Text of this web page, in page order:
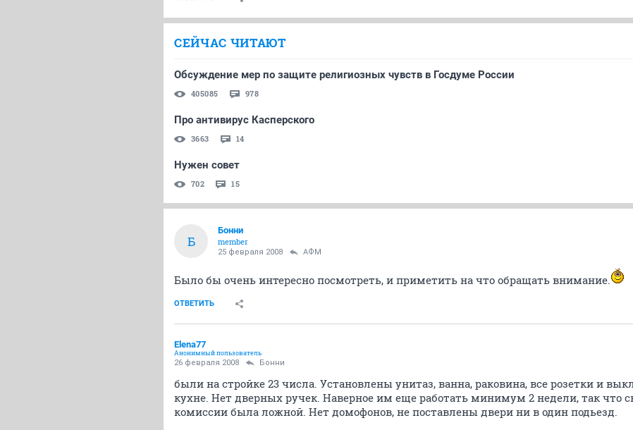
СЕЙЧАС ЧИТАЮТ
Обсуждение мер по защите религиозных чувств в Госдуме России
405085 978
Про антивирус Касперского
3663 14
Нужен совет
702 15
Б
Бонни
member
25 февраля 2008 АФМ
Было бы очень интересно посмотреть, и приметить на что обращать внимание.
ОТВЕТИТЬ
Elena77
Анонимный пользователь
26 февраля 2008 Бонни
были на стройке 23 числа. Установлены унитаз, ванна, раковина, все розетки и
кухне. Нет дверных ручек. Наверное им еще работать минимум 2 недели, так что
комиссии была ложной. Нет домофонов, не поставлены двери ни в один подьезд.